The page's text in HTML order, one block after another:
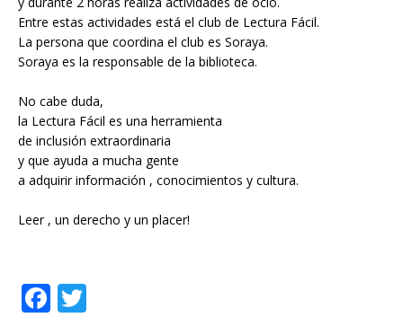
Entre estas actividades está el club de Lectura Fácil.
La persona que coordina el club es Soraya.
Soraya es la responsable de la biblioteca.
No cabe duda,
la Lectura Fácil es una herramienta
de inclusión extraordinaria
y que ayuda a mucha gente
a adquirir información , conocimientos y cultura.
Leer , un derecho y un placer!
F